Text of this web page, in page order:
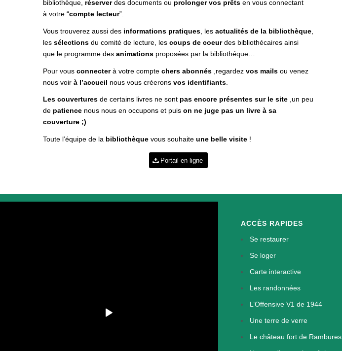
bibliothèque, réserverdes documents ou prolonger vos prêts en vous connectant
à votre “compte lecteur”.
Vous trouverez aussi des informations pratiques , les actualités de la bibliothèque
les sélections du comité de lecture, les coups de coeurdes bibliothécaires ainsi
que le programme des animations proposées par la bibliothéque…
Pour vous connecterà votre compte chers abonnés ,regardez vos mails ou venez
nous voir à l’accueil nous vous créerons vos identifiants
Les couvertures de certains livres ne sont pas encore présentes sur le site ,un peu
de patience nous nous en occupons et puis on ne juge pas un livre à sa
couverture ;)
Toute l’équipe de la bibliothèque vous souhaite une belle visite !
Portail en ligne
ACCÈS RAPIDES
Se restaurer
Se loger
Carte interactive
Les randonnées
L’Offensive V1 de 1944
Une terre de verre
Le château fort de Rambures